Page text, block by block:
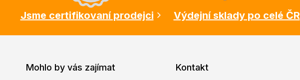
Jsme certifikovaní prodejci Výdejní sklady po celé ČR
Mohlo by vás zajímat Kontakt